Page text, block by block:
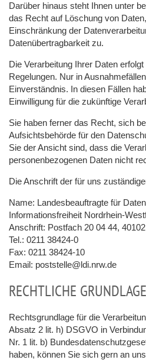
Darüber hinaus steht Ihnen unter
das Recht auf Löschung von
Einschränkung der
Datenübertragbarkeit zu.
Die Verarbeitung Ihrer Daten
Regelungen. Nur in
Einverständnis. In diesen Fällen
Einwilligung für die zukünftige
Sie haben ferner das Recht, sich
Aufsichtsbehörde für den
Sie der Ansicht sind, dass die
personenbezogenen Daten nicht
Die Anschrift der für uns
Name: Landesbeauftragte für
Informationsfreiheit Nordrhein-
Anschrift: Postfach 20 04 44,
Tel.: 0211 38424-0
Fax: 0211 38424-10
Email: poststelle@ldi.nrw.de
RECHTLICHE
Rechtsgrundlage für die
Absatz 2 lit. h) DSGVO in
Nr. 1 lit. b)
haben, können Sie sich gern an